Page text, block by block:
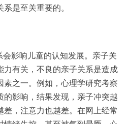
是至关重要的。
影响儿童的认知发展。亲子关
力有关，不良的亲子关系是造成
素之一。例如，心理学研究考察
影响，结果发现，亲子冲突越
，注意力也越差。在网上经常